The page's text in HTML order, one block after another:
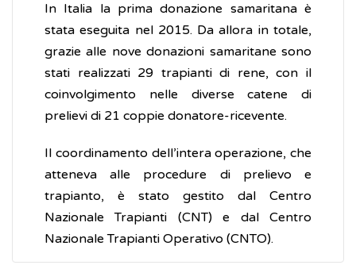
In Italia la prima donazione samaritana è
stata eseguita nel 2015. Da allora in totale,
grazie alle nove donazioni samaritane sono
stati realizzati 29 trapianti di rene, con il
coinvolgimento nelle diverse catene di
prelievi di 21 coppie donatore-ricevente.
Il coordinamento dell’intera operazione, che
atteneva alle procedure di prelievo e
trapianto, è stato gestito dal Centro
Nazionale Trapianti (CNT) e dal Centro
Nazionale Trapianti Operativo (CNTO).